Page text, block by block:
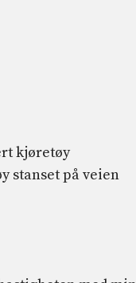
kjøretøy
stanset på veien